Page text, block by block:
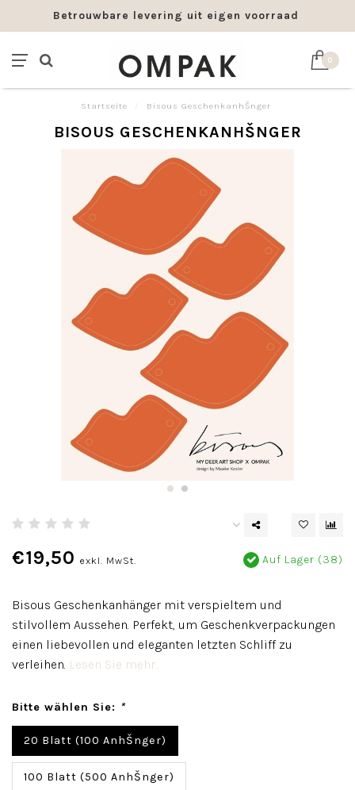
Betrouwbare levering uit eigen voorraad
0
Startseite Bisous GeschenkanhŠnger
BISOUS GESCHENKANHŠNGER
€19,50 exkl. MwSt. Auf Lager (38)
Bisous Geschenkanhänger mit verspieltem und
stilvollem Aussehen. Perfekt, um Geschenkverpackungen
einen liebevollen und eleganten letzten Schliff zu
verleihen. Lesen Sie mehr..
Bitte wählen Sie: *
20 Blatt (100 AnhŠnger)
100 Blatt (500 AnhŠnger)